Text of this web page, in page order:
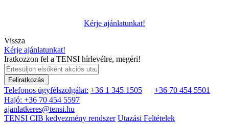
Kérje ajánlatunkat!
Vissza
Kérje ajánlatunkat!
Iratkozzon fel a TENSI hírlevélre, megéri!
Feliratkozás
Telefonos ügyfélszolgálat: +36 1 345 1505
+36 70 454 5501
Hajó: +36 70 454 5597
ajanlatkeres@tensi.hu
TENSI CIB kedvezmény rendszer Utazási Feltételek